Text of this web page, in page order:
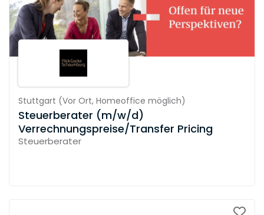
Stuttgart (Vor Ort, Homeoffice möglich)
Steuerberater (m/w/d)
Verrechnungspreise/Transfer Pricing
Steuerberater